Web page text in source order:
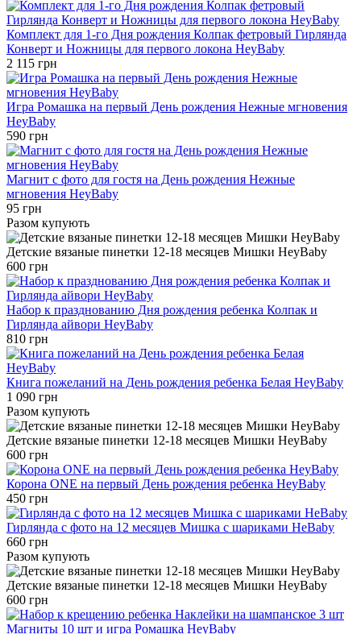
Комплект для 1-го Дня рождения Колпак фетровый Гирлянда
Конверт и Ножницы для первого локона HeyBaby
2 115 грн
Игра Ромашка на первый День рождения Нежные мгновения
HeyBaby
590 грн
Магнит с фото для гостя на День рождения Нежные
мгновения HeyBaby
95 грн
Разом купують
Детские вязаные пинетки 12-18 месяцев Мишки HeyBaby
600 грн
Набор к празднованию Дня рождения ребенка Колпак и
Гирлянда айвори HeyBaby
810 грн
Книга пожеланий на День рождения ребенка Белая HeyBaby
1 090 грн
Разом купують
Детские вязаные пинетки 12-18 месяцев Мишки HeyBaby
600 грн
Корона ONE на первый День рождения ребенка HeyBaby
450 грн
Гирлянда с фото на 12 месяцев Мишка с шариками HeBaby
660 грн
Разом купують
Детские вязаные пинетки 12-18 месяцев Мишки HeyBaby
600 грн